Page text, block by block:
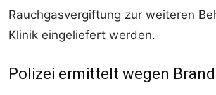
Rauchgasvergiftung zur weiteren
Klinik eingeliefert werden.
Polizei ermittelt wegen